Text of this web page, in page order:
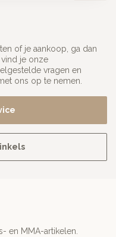
of je aankoop, ga dan
vind je onze
vragen en
ons op te nemen.
en MMA-artikelen.